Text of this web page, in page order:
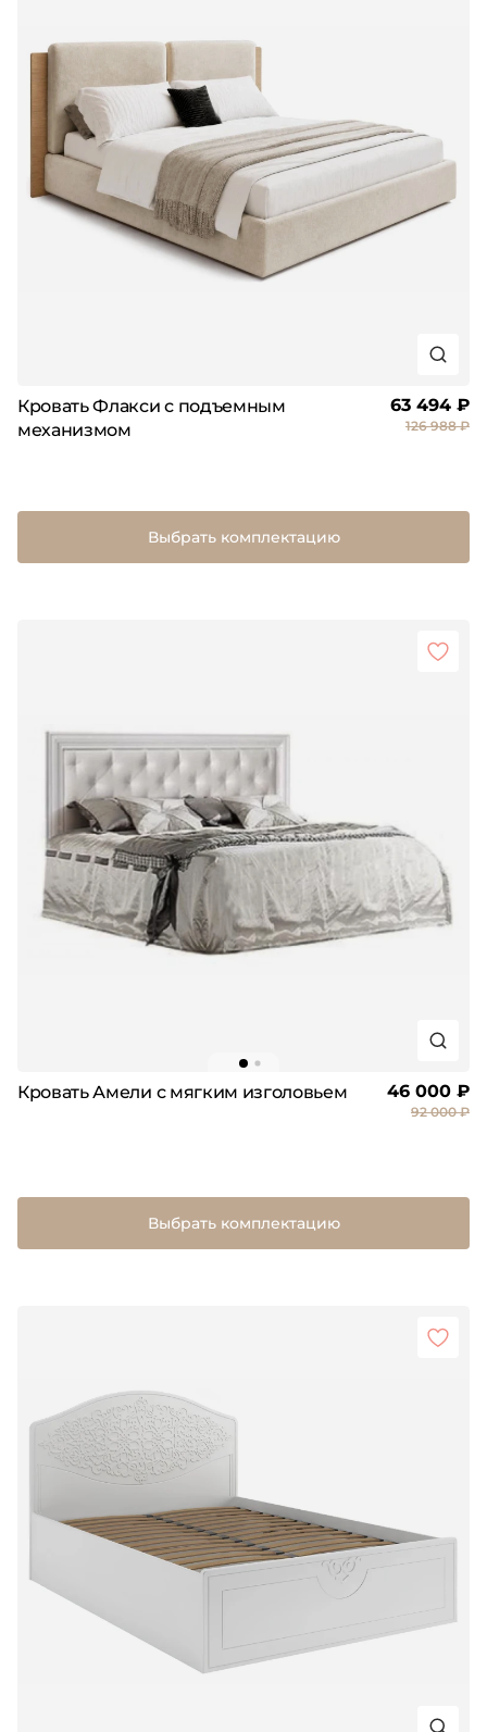
Кровать Флакси с подъемным
механизмом
63 494 ₽
126 988 ₽
Выбрать комплектацию
Кровать Амели с мягким изголовьем 46 000 ₽
92 000 ₽
Выбрать комплектацию